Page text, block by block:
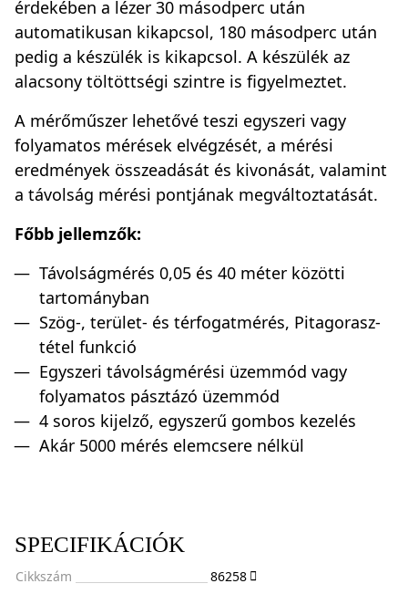
érdekében a lézer 30 másodperc után
automatikusan kikapcsol, 180 másodperc után
pedig a készülék is kikapcsol. A készülék az
alacsony töltöttségi szintre is figyelmeztet.
A mérőműszer lehetővé teszi egyszeri vagy
folyamatos mérések elvégzését, a mérési
eredmények összeadását és kivonását, valamint
a távolság mérési pontjának megváltoztatását.
Főbb jellemzők:
Távolságmérés 0,05 és 40 méter közötti
tartományban
Szög-, terület- és térfogatmérés, Pitagorasz-
tétel funkció
Egyszeri távolságmérési üzemmód vagy
folyamatos pásztázó üzemmód
4 soros kijelző, egyszerű gombos kezelés
Akár 5000 mérés elemcsere nélkül
SPECIFIKÁCIÓK
Cikkszám
86258